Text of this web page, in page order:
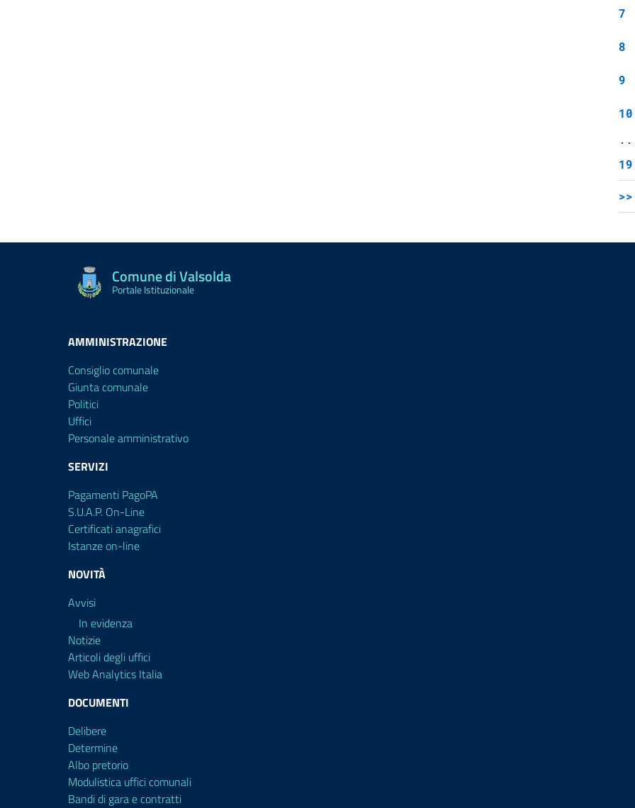
7
8
9
10
19
>>
Comune di Valsolda
Portale Istituzionale
AMMINISTRAZIONE
Consiglio comunale
Giunta comunale
Politici
Uffici
Personale amministrativo
SERVIZI
Pagamenti PagoPA
S.U.A.P. On-Line
Certificati anagrafici
Istanze on-line
NOVITÀ
Avvisi
In evidenza
Notizie
Articoli degli uffici
Web Analytics Italia
DOCUMENTI
Delibere
Determine
Albo pretorio
Modulistica uffici comunali
Bandi di gara e contratti